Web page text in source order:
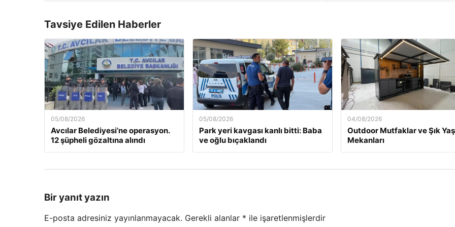
Tavsiye Edilen Haberler
05/08/2026
Avcılar Belediyesi’ne operasyon.
12 şüpheli gözaltına alındı
05/08/2026
Park yeri kavgası kanlı bitti: Baba
ve oğlu bıçaklandı
04/08/2026
Outdoor Mutfaklar ve Şık
Mekanları
Bir yanıt yazın
E-posta adresiniz yayınlanmayacak. Gerekli alanlar * ile işaretlenmişlerdir